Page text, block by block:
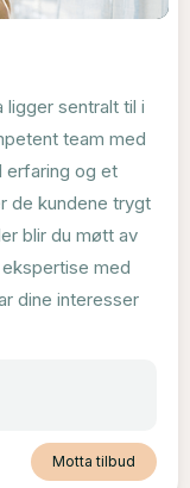
sentralt til i
team med
erfaring og et
de kundene trygt
blir du møtt av
med
dine interesser
Motta tilbud